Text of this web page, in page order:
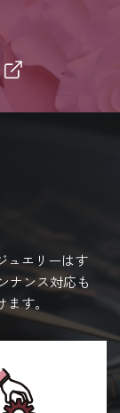
ュエリーはす
ナンス対応も
す。